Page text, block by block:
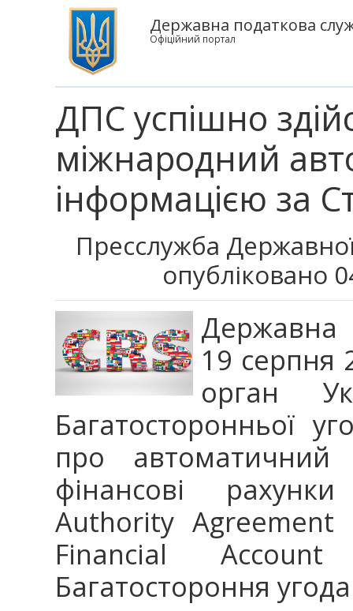
Державна податкова
Офіційний портал
ДПС успішно
міжнародний
інформацією за
Пресслужба
опубліковано
Державна
19 серпня
орган
Багатосторонньої
про
фінансові
Authority
Financial
Багатостороння угода